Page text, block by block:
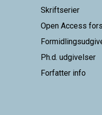
Skriftserier
Open Access
Ph.d. udgivelser
Forfatter info